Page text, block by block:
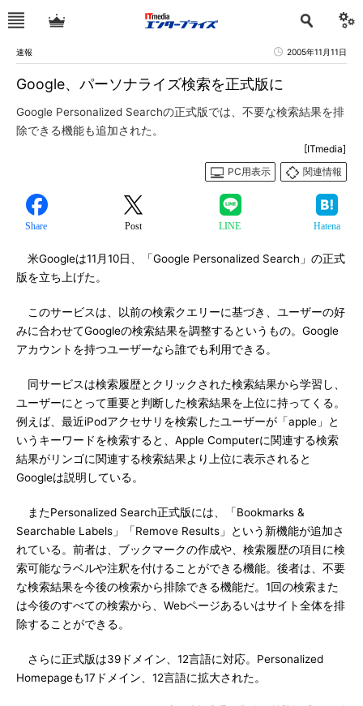
速報 2005年11月11日
Google、パーソナライズ検索を正式版に
Google Personalized Searchの正式版では、不要な検索結果を排
除できる機能も追加された。
[ITmedia]
PC用表示
関連情報
Share Post LINE Hatena
米Googleは11月10日、「Google Personalized Search」の正式
版を立ち上げた。
このサービスは、以前の検索クエリーに基づき、ユーザーの好
みに合わせてGoogleの検索結果を調整するというもの。Google
アカウントを持つユーザーなら誰でも利用できる。
同サービスは検索履歴とクリックされた検索結果から学習し、
ユーザーにとって重要と判断した検索結果を上位に持ってくる。
例えば、最近iPodアクセサリを検索したユーザーが「apple」と
いうキーワードを検索すると、Apple Computerに関連する検索
結果がリンゴに関連する検索結果より上位に表示されると
Googleは説明している。
またPersonalized Search正式版には、「Bookmarks &
Searchable Labels」「Remove Results」という新機能が追加さ
れている。前者は、ブックマークの作成や、検索履歴の項目に検
索可能なラベルや注釈を付けることができる機能。後者は、不要
な検索結果を今後の検索から排除できる機能だ。1回の検索また
は今後のすべての検索から、Webページあるいはサイト全体を排
除することができる。
さらに正式版は39ドメイン、12言語に対応。Personalized
Homepageも17ドメイン、12言語に拡大された。